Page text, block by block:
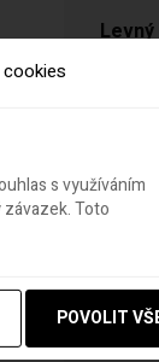
–
Kč!
korun
cookies
s využíváním
Toto
POVOLIT